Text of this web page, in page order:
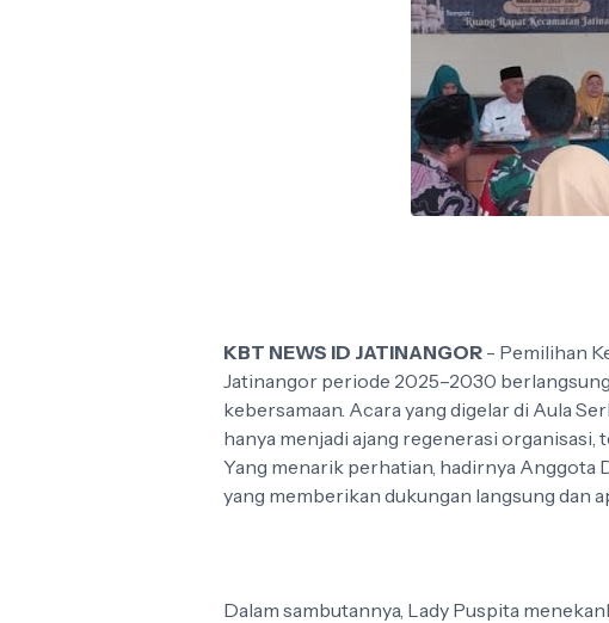
KBT NEWS ID JATINANGOR - Pemilihan
Jatinangor periode 2025–2030
kebersamaan. Acara yang digelar di Aula
hanya menjadi ajang regenerasi
Yang menarik perhatian, hadirnya Anggota
yang memberikan dukungan langsung dan
Dalam sambutannya, Lady Puspita